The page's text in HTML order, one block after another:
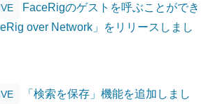
FaceRigのゲストを呼ぶことができ
over Network」をリリースしまし
「検索を保存」機能を追加しまし